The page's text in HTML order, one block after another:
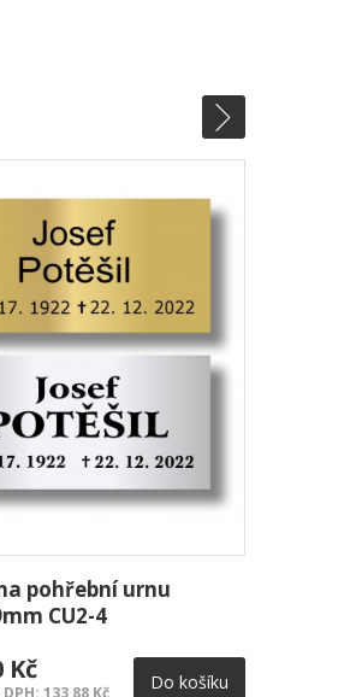
pohřební urnu
CU2-4
Kč
133,88 Kč Do košíku